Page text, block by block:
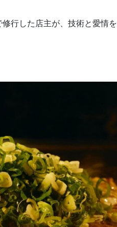
行した店主が、技術と愛情